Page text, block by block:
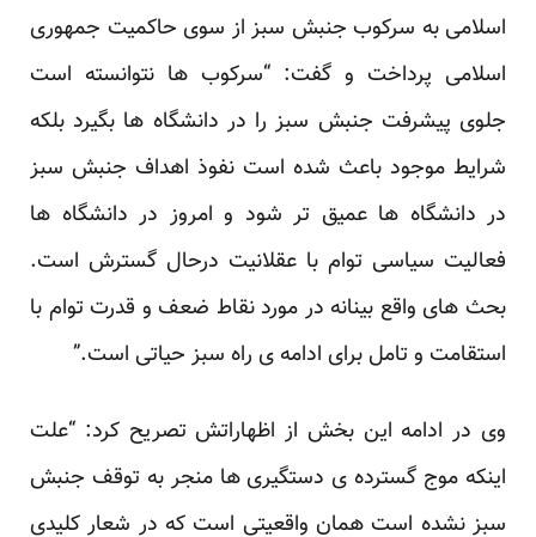
اسلامی به سرکوب جنبش سبز از سوی حاکمیت جمهوری
اسلامی پرداخت و گفت: “سرکوب ها نتوانسته است
جلوی پیشرفت جنبش سبز را در دانشگاه ها بگیرد بلکه
شرایط موجود باعث شده است نفوذ اهداف جنبش سبز
در دانشگاه ها عمیق تر شود و امروز در دانشگاه ها
فعالیت سیاسی توام با عقلانیت درحال گسترش است.
بحث های واقع بینانه در مورد نقاط ضعف و قدرت توام با
استقامت و تامل برای ادامه ی راه سبز حیاتی است.”
وی در ادامه این بخش از اظهاراتش تصریح کرد: “علت
اینکه موج گسترده ی دستگیری ها منجر به توقف جنبش
سبز نشده است همان واقعیتی است که در شعار کلیدی